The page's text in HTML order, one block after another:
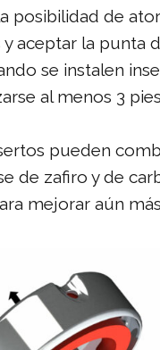
posibilidad de
y aceptar la punta
se instalen
al menos 3
pueden
de zafiro y de
mejorar aún